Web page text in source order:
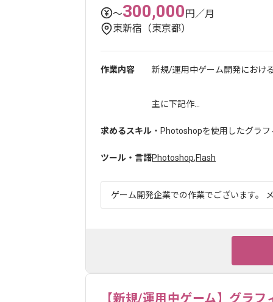
〜300,000円／月
東新宿（東京都）
作業内容 新規/運用中ゲーム開発におけ
主に下記作...
求めるスキル ・Photoshopを使用したグラ
ツール・言語Photoshop,Flash
ゲーム開発企業での作業でございます。
【新規/運用中ゲーム】グラ